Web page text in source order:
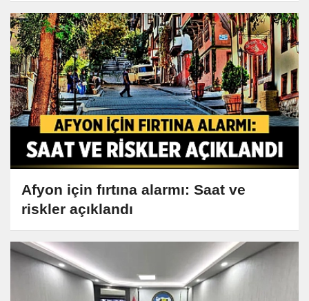
Afyon için fırtına alarmı: Saat ve
riskler açıklandı